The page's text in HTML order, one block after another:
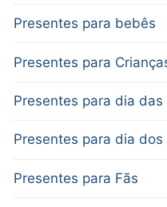
Presentes para bebês
Presentes para
Presentes para dia das
Presentes para dia dos
Presentes para Fãs